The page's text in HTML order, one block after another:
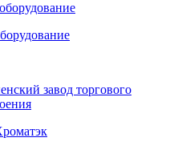
завод торгового